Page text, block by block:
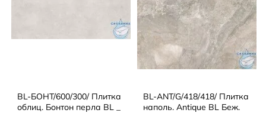
BL-БОНТ/600/300/ Плитка
облиц. Бонтон перла BL _
BL-ANT/G/418/418/ Плитка
наполь. Antique BL Беж.